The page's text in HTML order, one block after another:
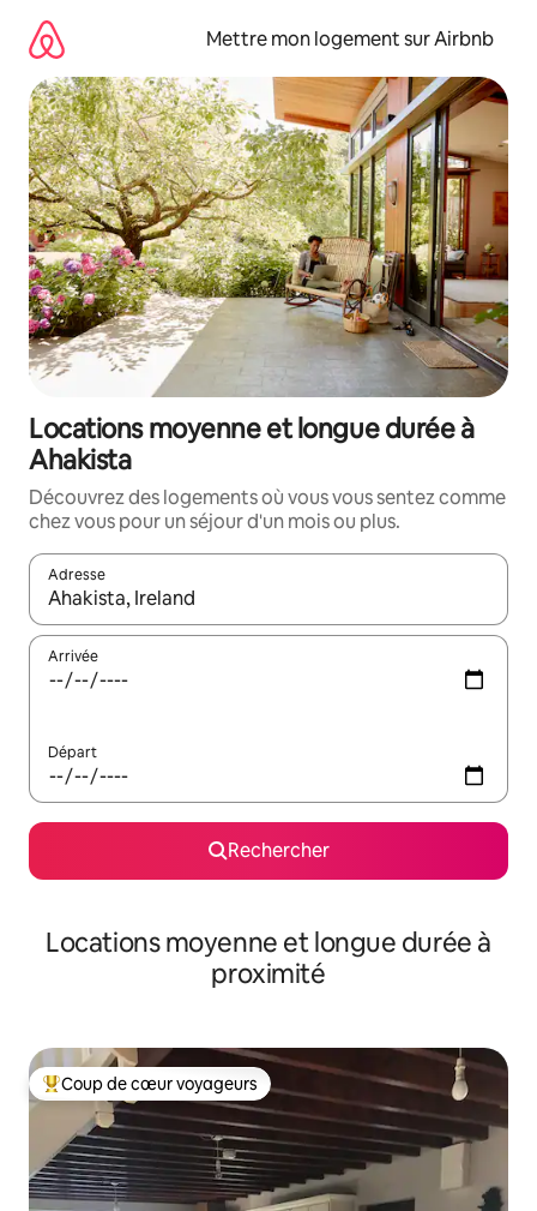
directement
contenu
Mettre mon logement sur Airbnb
Locations moyenne et longue durée à
Ahakista
Découvrez des logements où vous vous sentez comme
chez vous pour un séjour d'un mois ou plus.
Adresse
Lorsque les résultats s'affichent, utilisez les flèches vers le
Arrivée
Départ
Rechercher
Locations moyenne et longue durée à
proximité
Coups de cœur voyageurs les plus appréciés
Coup de cœur voyageurs